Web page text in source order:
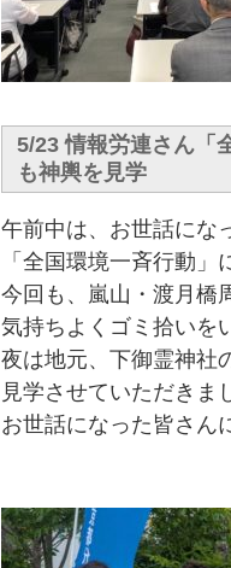
5/23 情報労連さん「
も神輿を見学
午前中は、お世話にな
「全国環境一斉行動
今回も、嵐山・渡月橋
気持ちよくゴミ拾いを
夜は地元、下御霊神社
見学させていただきま
お世話になった皆さん